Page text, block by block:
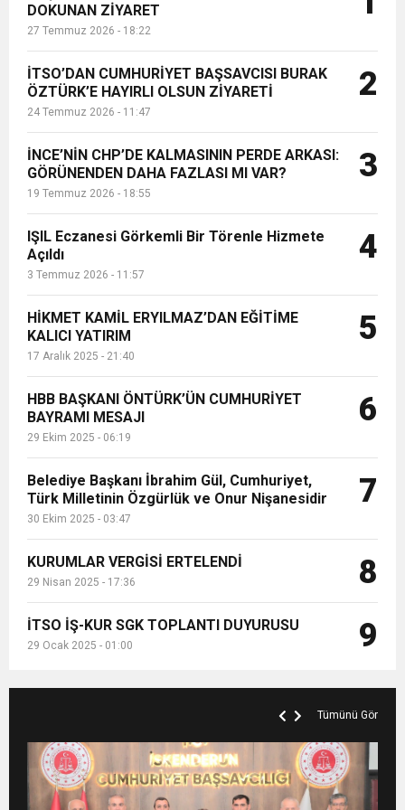
ve Onur Nişanesidir
6:19 HBB BAŞKANI ÖNTÜRK’ÜN
CUMHURİYET BAYRAMI MESAJI
17:36 KURUMLAR VERGİSİ ERTELENDİ
1:00 İTSO İŞ-KUR SGK TOPLANTI
21:40 CEYLANDERE’DE BAŞKAN EMRAH
18:22
GÖNÜLLERE DOKUNAN ZİYARET
DOKUNAN ZİYARET
27 Temmuz 2026 - 18:22
İTSO’DAN CUMHURİYET BAŞSAVCISI BURAK
ÖZTÜRK’E HAYIRLI OLSUN ZİYARETİ
24 Temmuz 2026 - 11:47
2
İNCE’NİN CHP’DE KALMASININ PERDE ARKASI:
GÖRÜNENDEN DAHA FAZLASI MI VAR?
19 Temmuz 2026 - 18:55
3
IŞIL Eczanesi Görkemli Bir Törenle Hizmete
Açıldı
3 Temmuz 2026 - 11:57
4
HİKMET KAMİL ERYILMAZ’DAN EĞİTİME
KALICI YATIRIM
17 Aralık 2025 - 21:40
5
HBB BAŞKANI ÖNTÜRK’ÜN CUMHURİYET
BAYRAMI MESAJI
29 Ekim 2025 - 06:19
6
Belediye Başkanı İbrahim Gül, Cumhuriyet,
Türk Milletinin Özgürlük ve Onur Nişanesidir
30 Ekim 2025 - 03:47
7
KURUMLAR VERGİSİ ERTELENDİ
29 Nisan 2025 - 17:36 8
İTSO İŞ-KUR SGK TOPLANTI DUYURUSU
29 Ocak 2025 - 01:00 9
Tümünü Gör